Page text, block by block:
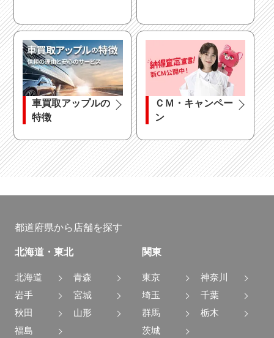
車買取アップルの
特徴
ＣＭ・キャンペー
ン
都道府県から店舗を探す
北海道・東北
北海道
青森
岩手
宮城
秋田
山形
福島
関東
東京
神奈川
埼玉
千葉
群馬
栃木
茨城